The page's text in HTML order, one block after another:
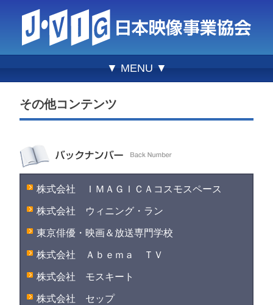
▼ MENU ▼
その他コンテンツ
株式会社 ＩＭＡＧＩＣＡコスモスペース
株式会社 ウィニング・ラン
東京俳優・映画＆放送専門学校
株式会社 Ａｂｅｍａ ＴＶ
株式会社 モスキート
株式会社 セップ